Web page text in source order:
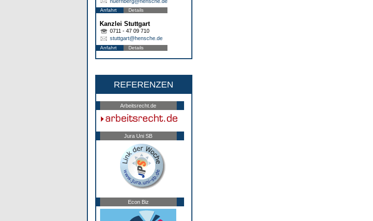
Anfahrt Details
Kanzlei Stuttgart
0711 - 47 09 710
stuttgart@hensche.de
Anfahrt Details
REFERENZEN
Arbeitsrecht.de
Jura Uni SB
Econ Biz